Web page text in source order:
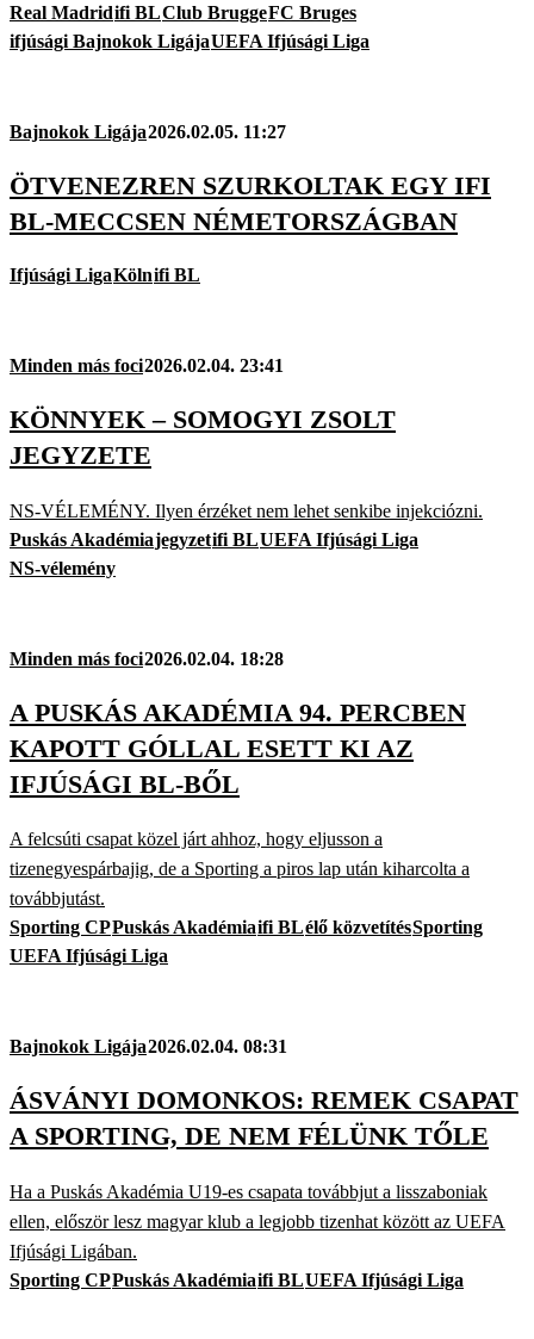
Real Madridifi BLClub BruggeFC Bruges
ifjúsági Bajnokok LigájaUEFA Ifjúsági Liga
Bajnokok Ligája2026.02.05. 11:27
ÖTVENEZREN SZURKOLTAK EGY IFI
BL-MECCSEN NÉMETORSZÁGBAN
Ifjúsági LigaKölnifi BL
Minden más foci2026.02.04. 23:41
KÖNNYEK – SOMOGYI ZSOLT
JEGYZETE
NS-VÉLEMÉNY. Ilyen érzéket nem lehet senkibe injekciózni.
Puskás Akadémiajegyzetifi BLUEFA Ifjúsági Liga
NS-vélemény
Minden más foci2026.02.04. 18:28
A PUSKÁS AKADÉMIA 94. PERCBEN
KAPOTT GÓLLAL ESETT KI AZ
IFJÚSÁGI BL-BŐL
A felcsúti csapat közel járt ahhoz, hogy eljusson a
tizenegyespárbajig, de a Sporting a piros lap után kiharcolta a
továbbjutást.
Sporting CPPuskás Akadémiaifi BLélő közvetítésSporting
UEFA Ifjúsági Liga
Bajnokok Ligája2026.02.04. 08:31
ÁSVÁNYI DOMONKOS: REMEK CSAPAT
A SPORTING, DE NEM FÉLÜNK TŐLE
Ha a Puskás Akadémia U19-es csapata továbbjut a lisszaboniak
ellen, először lesz magyar klub a legjobb tizenhat között az UEFA
Ifjúsági Ligában.
Sporting CPPuskás Akadémiaifi BLUEFA Ifjúsági Liga